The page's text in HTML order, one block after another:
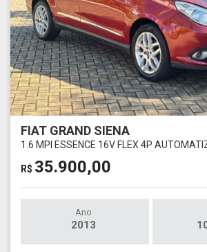
FIAT GRAND SIENA
1.6 MPI ESSENCE 16V FLEX 4P
R$ 35.900,00
Ano
2013